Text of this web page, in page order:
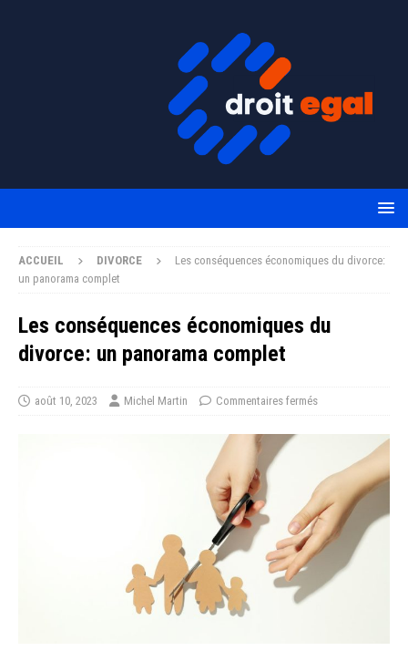
ACCUEIL DIVORCE
Les conséquences économiques du divorce:
un panorama complet
Les conséquences économiques du
divorce: un panorama complet
août 10, 2023 Michel Martin Commentaires fermés